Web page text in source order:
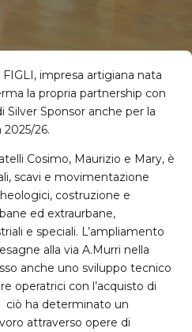
FIGLI, impresa artigiana nata
la propria partnership con
Silver Sponsor anche per la
26.
Cosimo, Maurizio e Mary, è
scavi e movimentazione
costruzione e
ed extraurbane,
e speciali. L’ampliamento
alla via A.Murri nella
anche uno sviluppo tecnico
operatrici con l’acquisto di
ciò ha determinato un
attraverso opere di